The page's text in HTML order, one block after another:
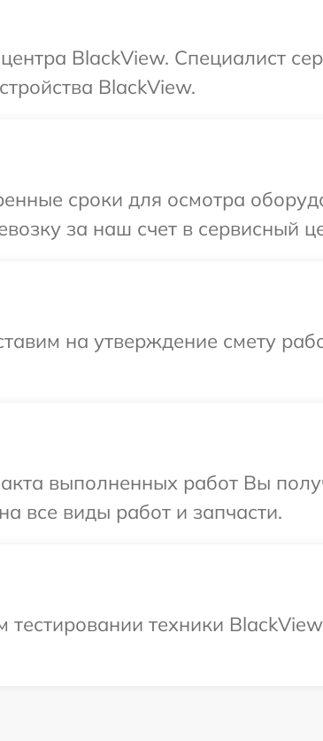
BlackView. Специалист
BlackView.
сроки для осмотра
за наш счет в сервисный
на утверждение смету
выполненных работ Вы
все виды работ и запчасти.
техники